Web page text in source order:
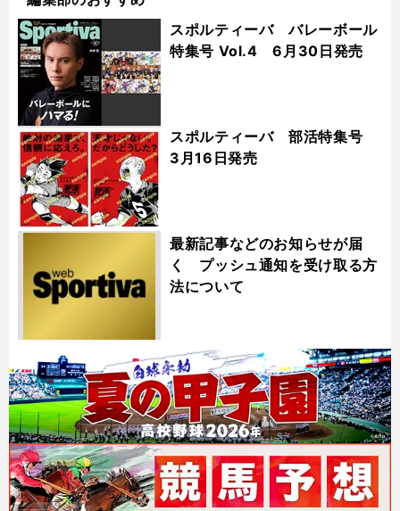
スポルティーバ バレーボール
特集号 Vol.4 6月30日発売
スポルティーバ 部活特集号
3月16日発売
最新記事などのお知らせが届
く プッシュ通知を受け取る方
法について